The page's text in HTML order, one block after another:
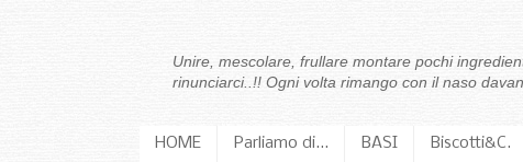
Unire, mescolare, frullare montare pochi
rinunciarci..!! Ogni volta rimango con il naso
HOME Parliamo di... BASI Biscotti&C.